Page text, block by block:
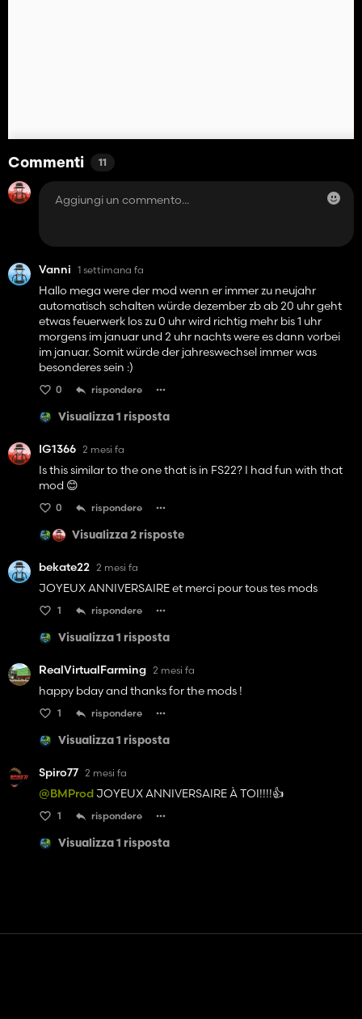
Commenti 11
Vanni 1 settimana fa
Hallo mega were der mod wenn er immer zu neujahr
automatisch schalten würde dezember zb ab 20 uhr geht
etwas feuerwerk los zu 0 uhr wird richtig mehr bis 1 uhr
morgens im januar und 2 uhr nachts were es dann vorbei
im januar. Somit würde der jahreswechsel immer was
besonderes sein :)
0 rispondere
Visualizza 1 risposta
IG1366 2 mesi fa
Is this similar to the one that is in FS22? I had fun with that
mod 😊
0 rispondere
Visualizza 2 risposte
bekate22 2 mesi fa
JOYEUX ANNIVERSAIRE et merci pour tous tes mods
1 rispondere
Visualizza 1 risposta
RealVirtualFarming 2 mesi fa
happy bday and thanks for the mods !
1 rispondere
Visualizza 1 risposta
Spiro77 2 mesi fa
@BMProd JOYEUX ANNIVERSAIRE À TOI!!!!👍️
1 rispondere
Visualizza 1 risposta